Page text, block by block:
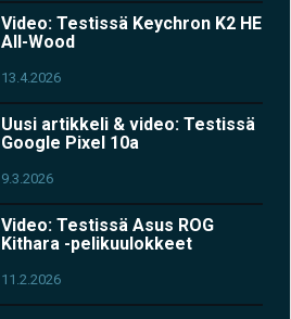
Video: Testissä Keychron K2 HE
All-Wood
13.4.2026
Uusi artikkeli & video: Testissä
Google Pixel 10a
9.3.2026
Video: Testissä Asus ROG
Kithara -pelikuulokkeet
11.2.2026